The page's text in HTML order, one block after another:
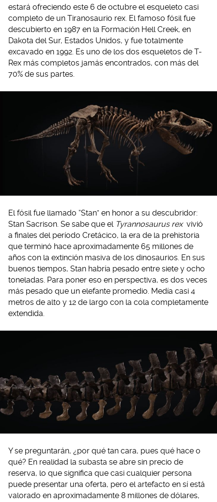
estará ofreciendo este 6 de octubre el esqueleto casi
completo de un Tiranosaurio rex. El famoso fósil fue
descubierto en 1987 en la Formación Hell Creek, en
Dakota del Sur, Estados Unidos, y fue totalmente
excavado en 1992. Es uno de los dos esqueletos de T-
Rex más completos jamás encontrados, con más del
70% de sus partes.
El fósil fue llamado “Stan” en honor a su descubridor:
Stan Sacrison. Se sabe que el Tyrannosaurus rex vivió
a finales del período Cretácico, la era de la prehistoria
que terminó hace aproximadamente 65 millones de
años con la extinción masiva de los dinosaurios. En sus
buenos tiempos, Stan habría pesado entre siete y ocho
toneladas. Para poner eso en perspectiva, es dos veces
más pesado que un elefante promedio. Medía casi 4
metros de alto y 12 de largo con la cola completamente
extendida.
Y se preguntarán, ¿por qué tan cara, pues qué hace o
qué? En realidad la subasta se abre sin precio de
reserva, lo que significa que casi cualquier persona
puede presentar una oferta, pero el artefacto en sí está
valorado en aproximadamente 8 millones de dólares,